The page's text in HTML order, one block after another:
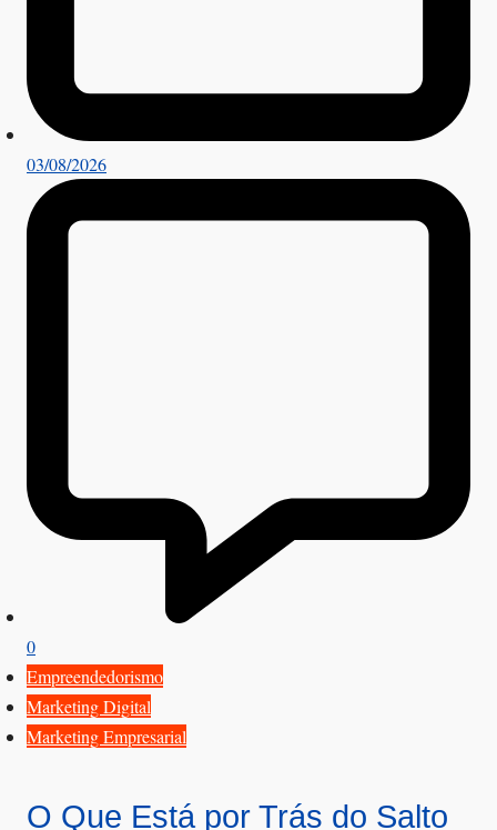
03/08/2026
0
Empreendedorismo
Marketing Digital
Marketing Empresarial
O Que Está por Trás do Salto